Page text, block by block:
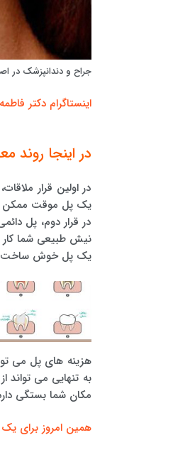
جراح و دندانپزشک در
اینستاگرام دکتر
در اینجا روند
در اولین قرار
یک پل موقت ممکن
در قرار دوم، پل
نیش طبیعی شما
یک پل خوش ساخت می تواند
مکان شما بستگی
همین امروز برای یک